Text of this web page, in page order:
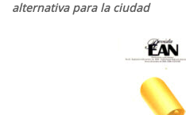
alternativa para la ciudad